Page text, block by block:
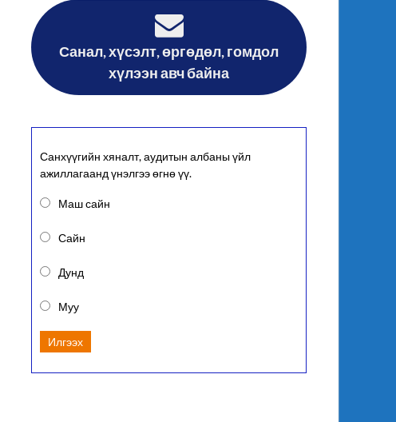
Санал, хүсэлт, өргөдөл, гомдол
хүлээн авч байна
Санхүүгийн хяналт, аудитын албаны үйл
ажиллагаанд үнэлгээ өгнө үү.
Маш сайн
Сайн
Дунд
Муу
Илгээх